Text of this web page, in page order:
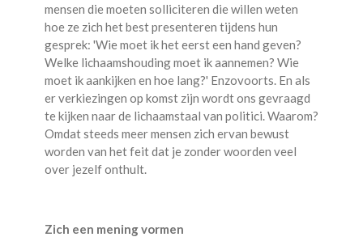
mensen die moeten solliciteren die willen weten
hoe ze zich het best presenteren tijdens hun
gesprek: 'Wie moet ik het eerst een hand geven?
Welke lichaamshouding moet ik aannemen? Wie
moet ik aankijken en hoe lang?' Enzovoorts. En als
er verkiezingen op komst zijn wordt ons gevraagd
te kijken naar de lichaamstaal van politici. Waarom?
Omdat steeds meer mensen zich ervan bewust
worden van het feit dat je zonder woorden veel
over jezelf onthult.
Zich een mening vormen